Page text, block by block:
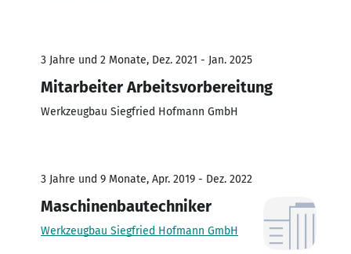
3 Jahre und 2 Monate, Dez. 2021 - Jan. 2025
Mitarbeiter Arbeitsvorbereitung
Werkzeugbau Siegfried Hofmann GmbH
3 Jahre und 9 Monate, Apr. 2019 - Dez. 2022
Maschinenbautechniker
Werkzeugbau Siegfried Hofmann GmbH